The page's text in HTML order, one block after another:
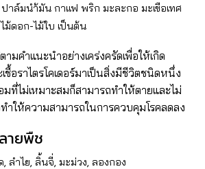
าล์มนำ้มัน กาแฟ พริก มะละกอ มะเขือเทศ
ม้ดอก-ไม้ใบ เป็นต้น
มคำแนะนำอย่างเคร่งครัดเพื่อให้เกิด
ชื้อราไตรโคเดอร์มาเป็นสิ่งมีชีวิตชนิดหนึ่ง
ที่ไม่เหมาะสมก็สามารถทำให้ตายและไม่
ำให้ความสามารถในการควบคุมโรคลดลง
ายพืช
, ลำไย, ลิ้นจี่, มะม่วง, ลองกอง